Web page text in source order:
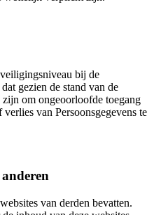
bij de
gezien de stand van de
om ongeoorloofde toegang
van Persoonsgegevens te
van derden bevatten.